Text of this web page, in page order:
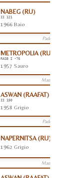
NABEG (RU)
II 121
1966 Baio
Padre
METROPOLIA (RU)
RASB I -76
1957 Sauro
Madre
ASWAN (RAAFAT) (EG)
II 150
1958 Grigio
Padre
NAPERNITSA (RU)
1962 Grigio
Madre